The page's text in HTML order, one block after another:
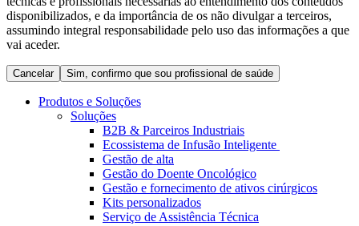
Terapias
Coordenamos os seus cuidados médicos quando recebe alta
do hospital. Para mais informações, visite a nossa página de
cuidados domiciliários.
Contactos
disponibilizados, e da importância de os não divulgar a terceiros,
assumindo integral responsabilidade pelo uso das informações a que
vai aceder.
Cancelar Sim, confirmo que sou profissional de saúde
Produtos e Soluções
Soluções
B2B & Parceiros Industriais
Ecossistema de Infusão Inteligente
Gestão de alta
Gestão do Doente Oncológico
Gestão e fornecimento de ativos cirúrgicos
Kits personalizados
Serviço de Assistência Técnica